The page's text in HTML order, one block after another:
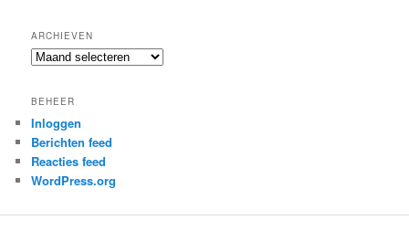
ARCHIEVEN
Archieven
BEHEER
Inloggen
Berichten feed
Reacties feed
WordPress.org